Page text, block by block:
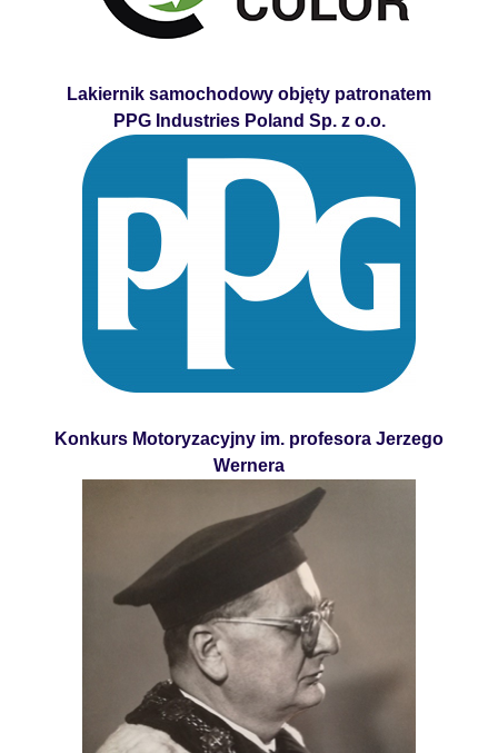
Lakiernik samochodowy objęty patronatem
PPG Industries Poland Sp. z o.o.
Konkurs Motoryzacyjny im. profesora Jerzego
Wernera